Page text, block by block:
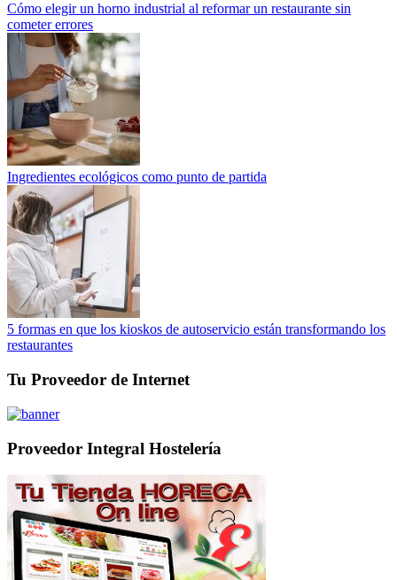
Cómo elegir un horno industrial al reformar un restaurante sin
cometer errores
Ingredientes ecológicos como punto de partida
5 formas en que los kioskos de autoservicio están transformando los
restaurantes
Tu Proveedor de Internet
Proveedor Integral Hostelería